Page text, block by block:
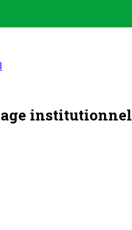
institutionnel